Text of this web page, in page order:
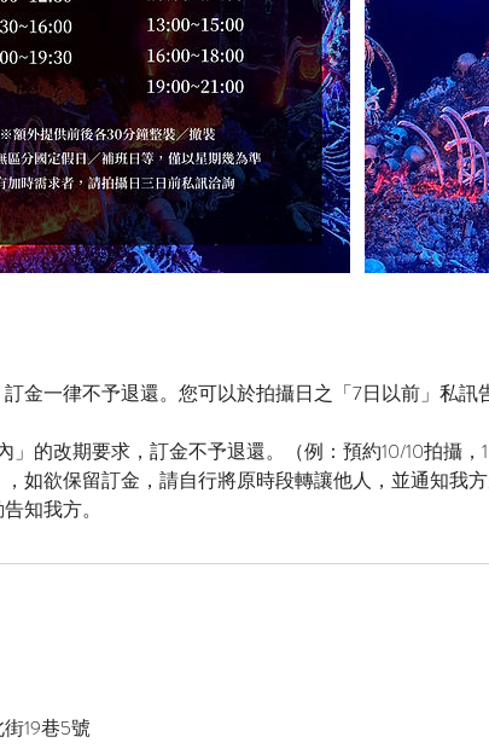
金一律不予退還。您可以於拍攝日之「7日以前」私訊
」的改期要求，訂金不予退還。（例：預約10/10拍攝
如欲保留訂金，請自行將原時段轉讓他人，並通知我
知我方。
19巷5號